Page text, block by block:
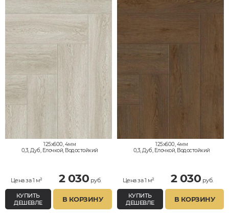
125x600, 4мм
0,3, Дуб, Елочкой, Водостойкий
Цена за 1 м² 2 030 руб.
КУПИТЬ
ДЕШЕВЛЕ
В КОРЗИНУ
125x600, 4мм
0,3, Дуб, Елочкой, Водостойкий
Цена за 1 м² 2 030 руб.
КУПИТЬ
ДЕШЕВЛЕ
В КОРЗИНУ